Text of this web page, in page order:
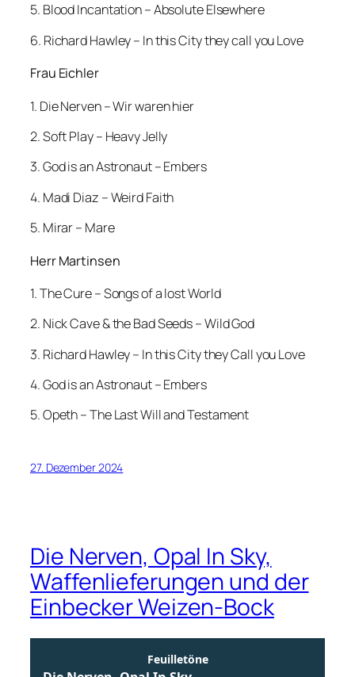
5. Blood Incantation – Absolute Elsewhere
6. Richard Hawley – In this City they call you Love
Frau Eichler
1. Die Nerven – Wir waren hier
2. Soft Play – Heavy Jelly
3. God is an Astronaut – Embers
4. Madi Diaz – Weird Faith
5. Mirar – Mare
Herr Martinsen
1. The Cure – Songs of a lost World
2. Nick Cave & the Bad Seeds – Wild God
3. Richard Hawley – In this City they Call you Love
4. God is an Astronaut – Embers
5. Opeth – The Last Will and Testament
27. Dezember 2024
Die Nerven, Opal In Sky,
Waffenlieferungen und der
Einbecker Weizen-Bock